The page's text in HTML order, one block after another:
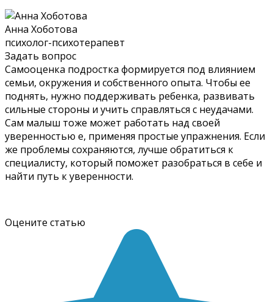
Анна Хоботова
психолог-психотерапевт
Задать вопрос
Самооценка подростка формируется под влиянием
семьи, окружения и собственного опыта. Чтобы ее
поднять, нужно поддерживать ребенка, развивать
сильные стороны и учить справляться с неудачами.
Сам малыш тоже может работать над своей
уверенностью е, применяя простые упражнения. Если
же проблемы сохраняются, лучше обратиться к
специалисту, который поможет разобраться в себе и
найти путь к уверенности.
Оцените статью